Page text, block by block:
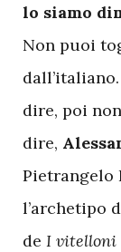
lo siamo
Non puoi
dire, poi
dire,
Pietrangelo
l’archetipo
de I vitelloni